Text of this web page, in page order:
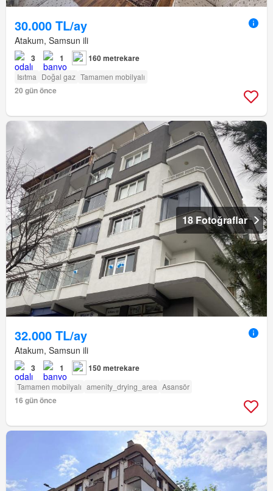
30.000 TL/ay
Atakum, Samsun ili
3 1 160 metrekare
Isıtma Doğal gaz Tamamen mobilyalı
20 gün önce
18 Fotoğraflar
32.000 TL/ay
Atakum, Samsun ili
3 1 150 metrekare
Tamamen mobilyalı amenity_drying_area Asansör
16 gün önce